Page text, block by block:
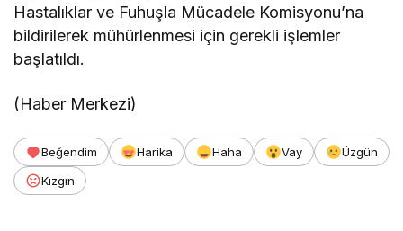
Hastalıklar ve Fuhuşla Mücadele Komisyonu’na
bildirilerek mühürlenmesi için gerekli işlemler
başlatıldı.
(Haber Merkezi)
Beğendim Harika Haha Vay
Üzgün
Kızgın